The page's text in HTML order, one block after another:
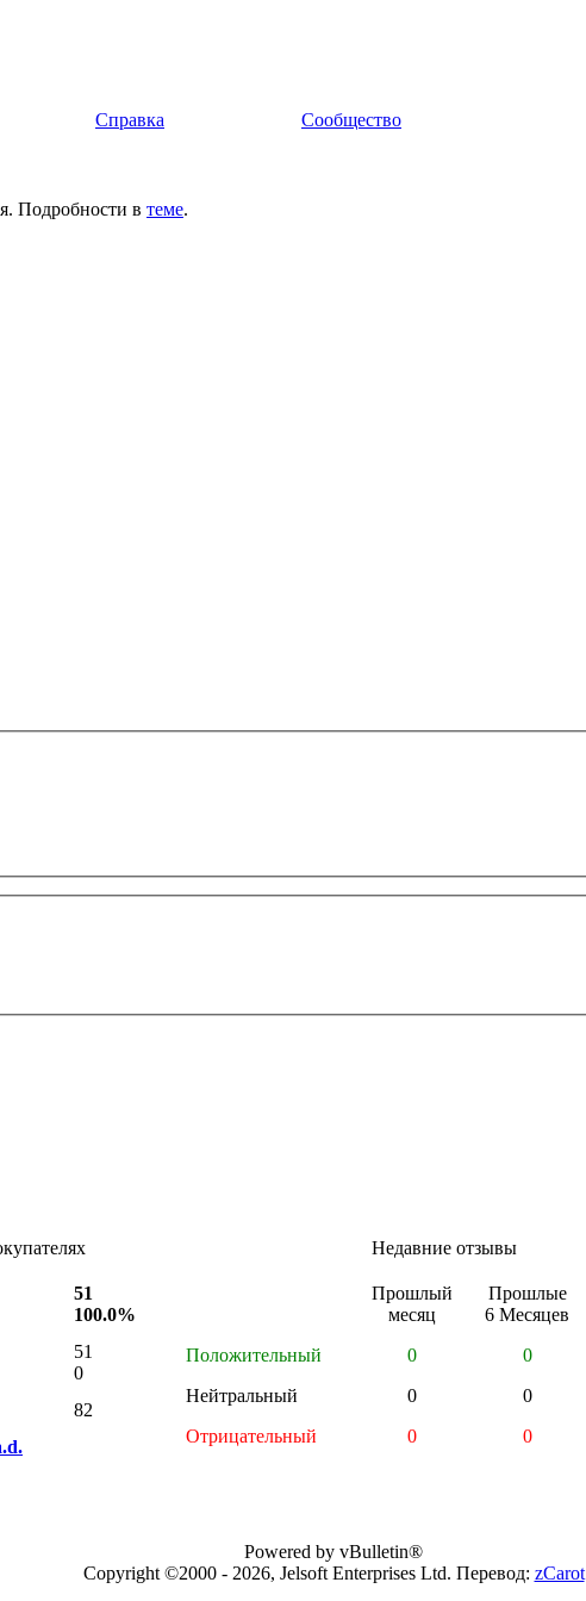
Справка Сообщество
Подробности в теме.
Недавние отзывы
51
100.0%
51
0
82
Прошлый
месяц
Прошлые
6 Месяцев
Положительный
0 0
Нейтральный
0 0
Отрицательный
0 0
Powered by vBulletin®
Copyright ©2000 - 2026, Jelsoft Enterprises Ltd. Перевод: zCarot